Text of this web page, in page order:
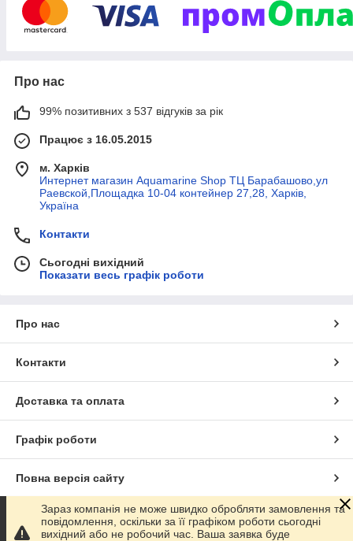
- колектора для теплої підлоги
- металопластикові труби
- фітинги
- радіатори
- групи безпеки котла
- смесители
- сигналізатори газу
- електромагнітні клапани
-парники
автоклави
та ін.
Ми пропонуємо до Вашої уваги тільки якісну продукцію,
у нашому інтернет-магазині Ви зможете придбати товар у
будь-якій кількості на всі території України.
Доставка здійснюється будь-яким зручним для Вас способом.
Про нас
99% позитивних з 537 відгуків за рік
Працює з 16.05.2015
м. Харків
Интернет магазин Aquamarine Shop ТЦ Барабашово,ул
Раевской,Площадка 10-04 контейнер 27,28, Харків,
Україна
Контакти
Сьогодні вихідний
Показати весь графік роботи
Про нас
Контакти
Доставка та оплата
Графік роботи
Повна версія сайту
Сайт створено на маркетплейсіProm.ua
Зараз компанія не може швидко обробляти замовлення та
повідомлення, оскільки за її графіком роботи сьогодні
вихідний або не робочий час. Ваша заявка буде